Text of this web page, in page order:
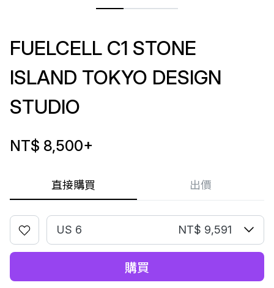
直接購買 出價
FUELCELL C1 STONE
ISLAND TOKYO DESIGN
STUDIO
NT$ 8,500+
US 6 NT$ 9,591
購買